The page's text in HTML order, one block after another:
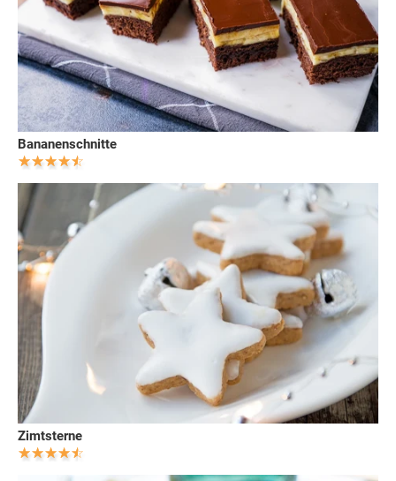
Bananenschnitte
Zimtsterne